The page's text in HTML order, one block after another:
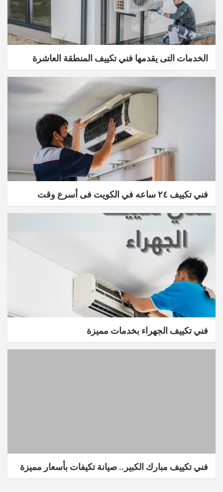
الخدمات التى يقدمها فني تكييف المنطقة العاشرة
فني تكييف ٢٤ ساعه في الكويت فى أسرع وقت
فني تكييف الجهراء بخدمات مميزة
فني تكييف مبارك الكبير.. صيانة تكيفات بأسعار مميزة